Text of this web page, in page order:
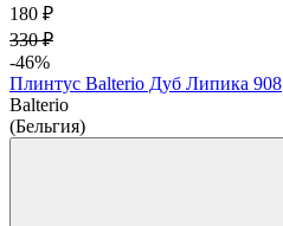
180 ₽
330 ₽
-46%
Плинтус Balterio Дуб Липика 908
Balterio
(Бельгия)